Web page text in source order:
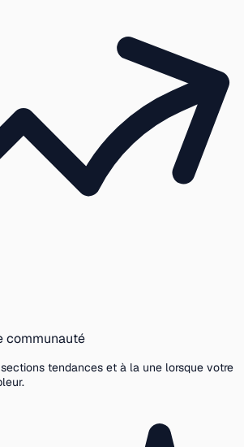
communauté
tendances et à la une lorsque votre